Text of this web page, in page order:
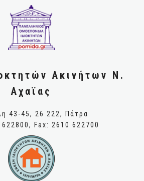
Ακινήτων Ν.
Αχαϊας
43-45, 26 222, Πάτρα
Fax: 2610 622700